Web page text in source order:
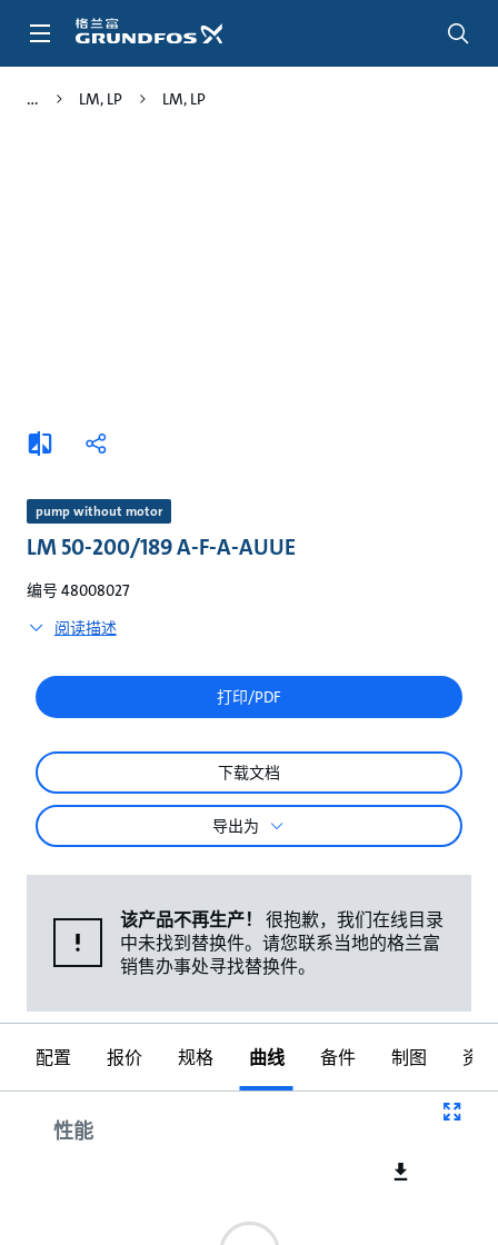
LM, LP LM, LP
添
加
较
分
pump without motor
LM 50-200/189 A-F-A-AUUE
编号 48008027
阅读描述
打印/PDF
下载文档
导出为
该产品不再生产！
很抱歉，我们在线目录
中未找到替换件。请您联系当地的格兰富
销售办事处寻找替换件。
配置 报价 规格 曲线 备件 制图 资料
性能